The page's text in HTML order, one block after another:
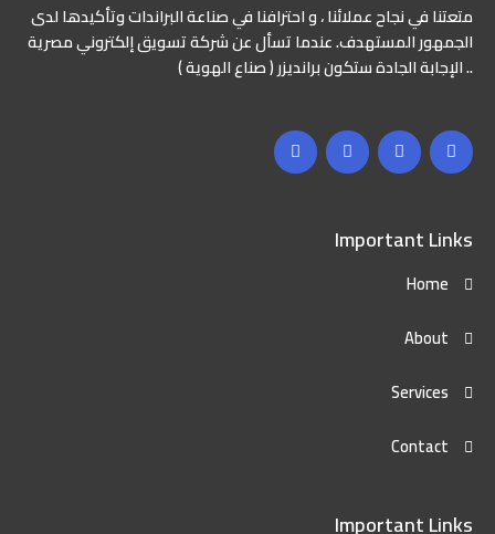
متعتنا في نجاح عملائنا ، و احترافنا في صناعة البراندات وتأكيدها لدى
الجمهور المستهدف. عندما تسأل عن شركة تسويق إلكتروني مصرية
.. الإجابة الجادة ستكون برانديزر ( صناع الهوية )
Important Links
Home
About
Services
Contact
Important Links